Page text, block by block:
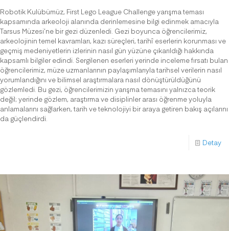
Robotik Kulübümüz, First Lego League Challenge yarışma teması
kapsamında arkeoloji alanında derinlemesine bilgi edinmek amacıyla
Tarsus Müzesi’ne bir gezi düzenledi. Gezi boyunca öğrencilerimiz,
arkeolojinin temel kavramları, kazı süreçleri, tarihî eserlerin korunması ve
geçmiş medeniyetlerin izlerinin nasıl gün yüzüne çıkarıldığı hakkında
kapsamlı bilgiler edindi. Sergilenen eserleri yerinde inceleme fırsatı bulan
öğrencilerimiz, müze uzmanlarının paylaşımlarıyla tarihsel verilerin nasıl
yorumlandığını ve bilimsel araştırmalara nasıl dönüştürüldüğünü
gözlemledi. Bu gezi, öğrencilerimizin yarışma temasını yalnızca teorik
değil; yerinde gözlem, araştırma ve disiplinler arası öğrenme yoluyla
anlamalarını sağlarken, tarih ve teknolojiyi bir araya getiren bakış açılarını
da güçlendirdi.
Detay